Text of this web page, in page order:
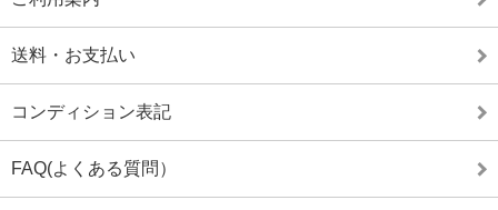
送料・お支払い
コンディション表記
FAQ(よくある質問）